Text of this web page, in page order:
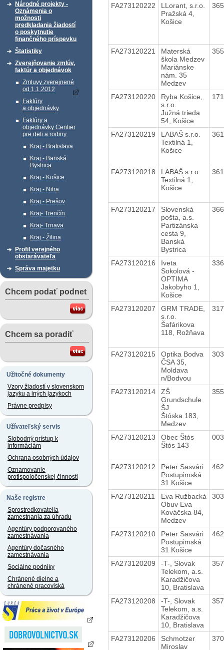
Národné projekty -
Oznámenia o
možnosti
predkladania žiadostí
o poskytnutie
finančného príspevku
Štatistiky
Zverejňovanie zmlúv,
faktúr a objednávok
Zmluvy zverejnené
od 1.1.2012
Faktúry
a objednávky
Faktúry a
objednávky Centier
pre deti a rodiny
Kraj - Bratislava
Kraj - Banská
Bystrica
Kraj - Košice
Kraj - Nitra
Kraj - Prešov
Kraj- Trenčín
Kraj- Trnava
Kraj - Žilina
Profil verejného
obstarávateľa
Správa majetku
Chcem podať podnet
Chcem sa poradiť
Užitočné dokumenty
Vzory žiadostí v slovenskom
jazyku a iných jazykoch
Právne predpisy
Užívateľský servis
Slobodný prístup k
informáciám
Ochrana osobných údajov
Oznamovanie
protispoločenskej činnosti
Naše registre
Sprostredkovatelia
zamestnania za úhradu
Agentúry podporovaného
zamestnávania
Agentúry dočasného
zamestnávania
Sociálne podniky
Chránené dielne a
chránené pracoviská
FA273120222
LLorant, s.r.o.
Pražská 4,
Košice
FA273120221
Materská
škola Medzev
Mariánske
nám. 35
Medzev
FA273120220
Ryba Košice,
s.r.o.
Južná trieda
54, Košice
FA273120219
LABAŠ s.r.o.
Textilná 1,
Košice
FA273120218
LABAŠ s.r.o.
Textilná 1,
Košice
FA273120217
Slovenská
pošta, a.s.
Partizánska
cesta 9,
Banská
Bystrica
FA273120216
Iveta
Sokolová -
OPTIMA
Jakobyho 1,
Košice
FA273120207
GRM TRADE,
s.r.o.
Šafárikova
118, Rožňava
FA273120215
Optika Bodva
ČSA 35,
Moldava
n/Bodvou
FA273120214
ZŠ
Grundschule
ŠJ
Štóska 183,
Medzev
FA273120213
Obec Štós
Štós 143
FA273120212
Peter Sasvári
Postupimská
31 Košice
FA273120211
Eva Ružbacká
Obuv Eva
Kováčska 84,
Medzev
FA273120210
Peter Sasvári
Postupimská
31 Košice
FA273120209
-T-, Slovak
Telekom, a.s.
Karadžičova
10, Bratislava
FA273120208
-T-, Slovak
Telekom, a.s.
Karadžičova
10, Bratislava
FA273120206
Schmotzer
Miroslav